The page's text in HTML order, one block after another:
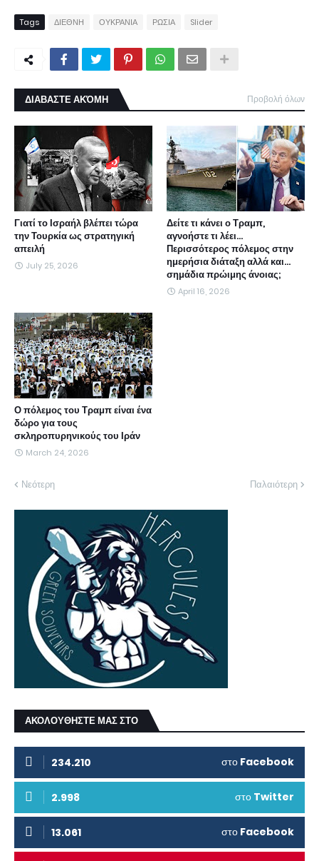
Tags ΔΙΕΘΝΗ ΟΥΚΡΑΝΙΑ ΡΩΣΙΑ Slider
ΔΙΑΒΑΣΤΕ ΑΚΌΜΗ Προβολή όλων
Γιατί το Ισραήλ βλέπει τώρα
την Τουρκία ως στρατηγική
απειλή
July 25, 2026
Δείτε τι κάνει ο Τραμπ,
αγνοήστε τι λέει...
Περισσότερος πόλεμος στην
ημερήσια διάταξη αλλά και...
σημάδια πρώιμης άνοιας;
April 16, 2026
Ο πόλεμος του Τραμπ είναι ένα
δώρο για τους
σκληροπυρηνικούς του Ιράν
March 24, 2026
Νεότερη Παλαιότερη
ΑΚΟΛΟΥΘΗΣΤΕ ΜΑΣ ΣΤΟ
234.210 στο Facebook
2.998 στο Twitter
13.061 στο Facebook